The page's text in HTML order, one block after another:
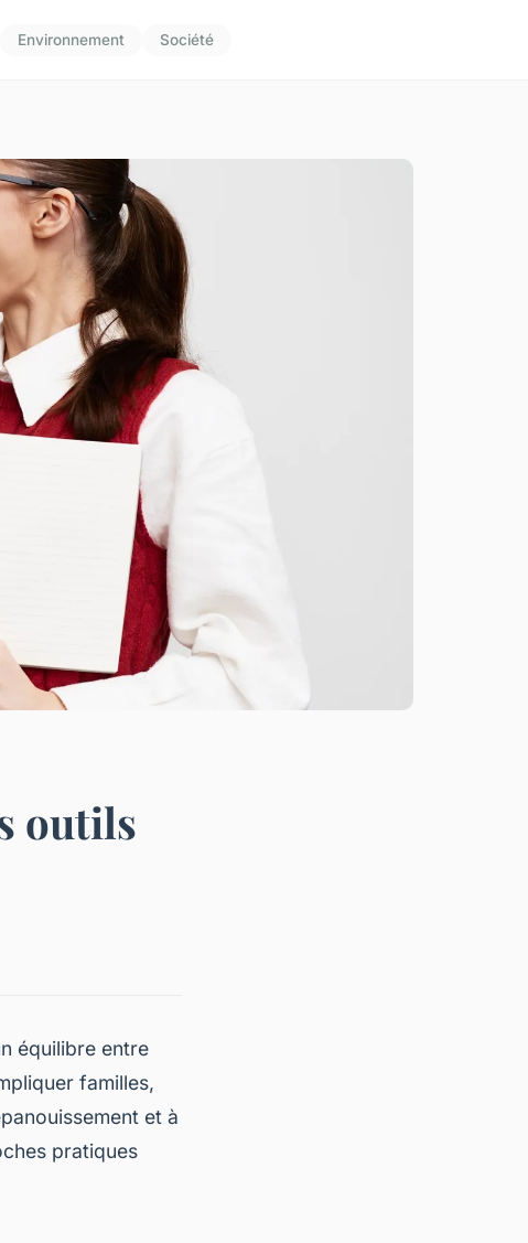
Environnement Société
outils
équilibre entre
familles,
et à
pratiques